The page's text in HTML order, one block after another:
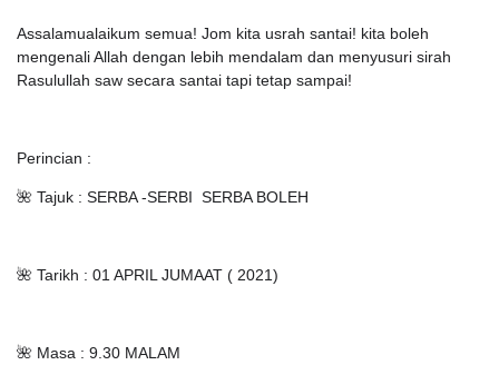
Assalamualaikum semua! Jom kita usrah santai! kita boleh
mengenali Allah dengan lebih mendalam dan menyusuri sirah
Rasulullah saw secara santai tapi tetap sampai!
Perincian :
🌺 Tajuk : SERBA -SERBI SERBA BOLEH
🌺 Tarikh : 01 APRIL JUMAAT ( 2021)
🌺 Masa : 9.30 MALAM